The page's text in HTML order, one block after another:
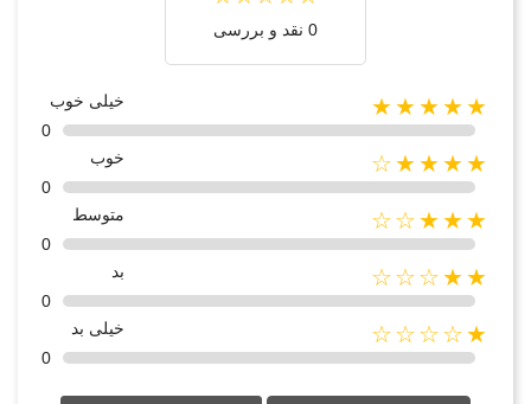
0 نقد و بررسی
★★★★★
خیلی خوب
0
★★★★☆
خوب
0
★★★☆☆
متوسط
0
★★☆☆☆
بد
0
★☆☆☆☆
خیلی بد
0